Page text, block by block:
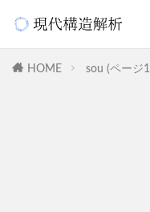
HOME sou (ページ